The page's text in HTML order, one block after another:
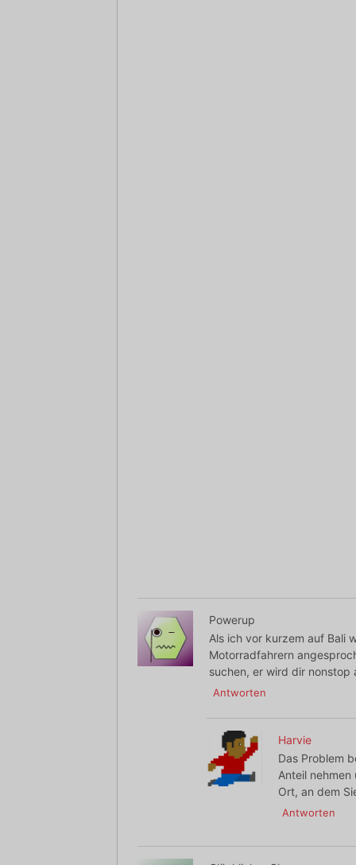
Powerup
Als ich vor kurzem auf Bali
Motorradfahrern
suchen, er wird dir nonstop
Antworten
Harvie
Das Problem
Anteil
Ort, an dem
Antworten